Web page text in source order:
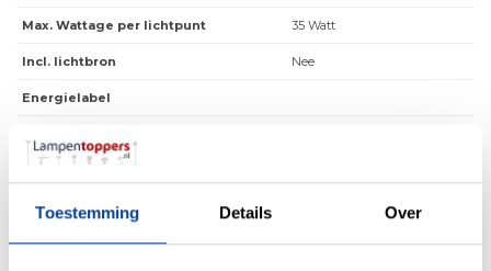
Toestemming Details Over
Max. Wattage per lichtpunt 35 Watt
Incl. lichtbron Nee
Energielabel
IP waarde
Incl. Snoer & Stekker Nee